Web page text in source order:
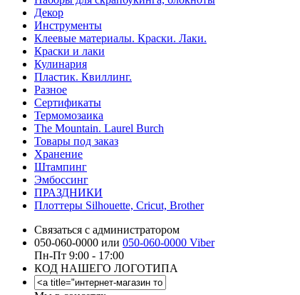
Декор
Инструменты
Клеевые материалы. Краски. Лаки.
Краски и лаки
Кулинария
Пластик. Квиллинг.
Разное
Сертификаты
Термомозаика
The Mountain. Laurel Burch
Товары под заказ
Хранение
Штампинг
Эмбоссинг
ПРАЗДНИКИ
Плоттеры Silhouette, Cricut, Brother
Связаться с администратором
050-060-0000 или 050-060-0000 Viber
Пн-Пт 9:00 - 17:00
КОД НАШЕГО ЛОГОТИПА